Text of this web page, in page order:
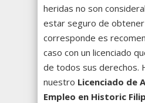
heridas no son
estar seguro de
corresponde es
caso con un licenciado
de todos sus derechos.
nuestro Licenciado de
Empleo en Historic